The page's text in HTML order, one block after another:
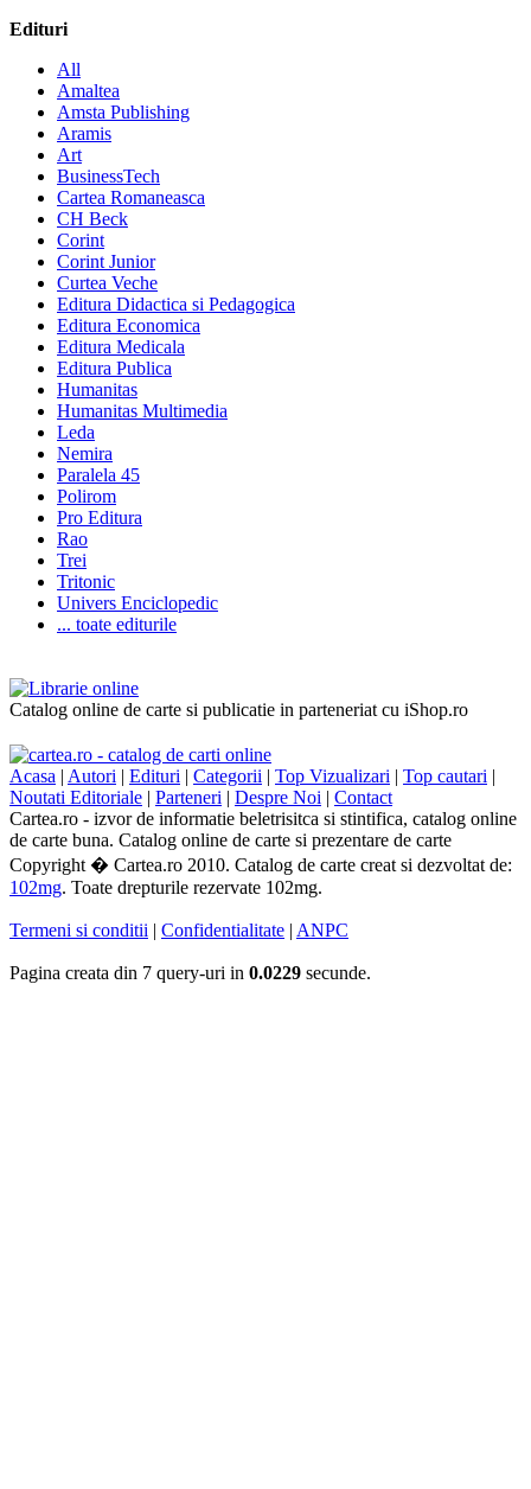
Edituri
All
Amaltea
Amsta Publishing
Aramis
Art
BusinessTech
Cartea Romaneasca
CH Beck
Corint
Corint Junior
Curtea Veche
Editura Didactica si Pedagogica
Editura Economica
Editura Medicala
Editura Publica
Humanitas
Humanitas Multimedia
Leda
Nemira
Paralela 45
Polirom
Pro Editura
Rao
Trei
Tritonic
Univers Enciclopedic
... toate editurile
Catalog online de carte si publicatie in parteneriat cu iShop.ro
Acasa | Autori | Edituri | Categorii | Top Vizualizari | Top cautari |
Noutati Editoriale | Parteneri | Despre Noi | Contact
Cartea.ro - izvor de informatie beletrisitca si stintifica, catalog online
de carte buna. Catalog online de carte si prezentare de carte
Copyright � Cartea.ro 2010. Catalog de carte creat si dezvoltat de:
102mg. Toate drepturile rezervate 102mg.
Termeni si conditii | Confidentialitate | ANPC
Pagina creata din 7 query-uri in 0.0229 secunde.